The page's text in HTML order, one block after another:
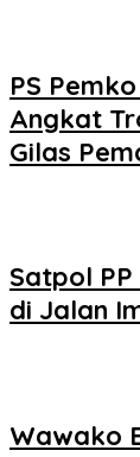
PS
Angkat
Gilas
Satpol
di Jalan
Wawako